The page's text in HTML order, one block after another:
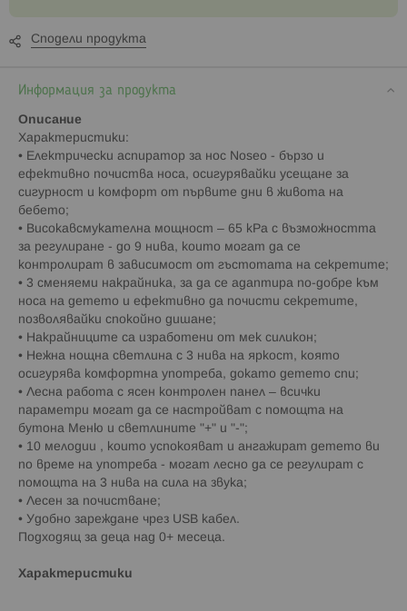
Сподели продукта
Информация за продукта
Описание
Характеристики:
• Електрически аспиратор за нос Noseo - бързо и
ефективно почиства носа, осигурявайки усещане за
сигурност и комфорт от първите дни в живота на
бебето;
• Високавсмукателна мощност – 65 kPa с възможността
за регулиране - до 9 нива, които могат да се
контролират в зависимост от гъстотата на секретите;
• 3 сменяеми накрайника, за да се адаптира по-добре към
носа на детето и ефективно да почисти секретите,
позволявайки спокойно дишане;
• Накрайниците са изработени от мек силикон;
• Нежна нощна светлина с 3 нива на яркост, която
осигурява комфортна употреба, докато детето спи;
• Лесна работа с ясен контролен панел – всички
параметри могат да се настройват с помощта на
бутона Меню и светлините "+" и "-";
• 10 мелодии , които успокояват и ангажират детето ви
по време на употреба - могат лесно да се регулират с
помощта на 3 нива на сила на звука;
• Лесен за почистване;
• Удобно зареждане чрез USB кабел.
Подходящ за деца над 0+ месеца.
Характеристики